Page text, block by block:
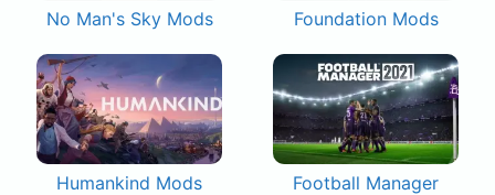
No Man's Sky Mods Foundation Mods
Humankind Mods
Football Manager